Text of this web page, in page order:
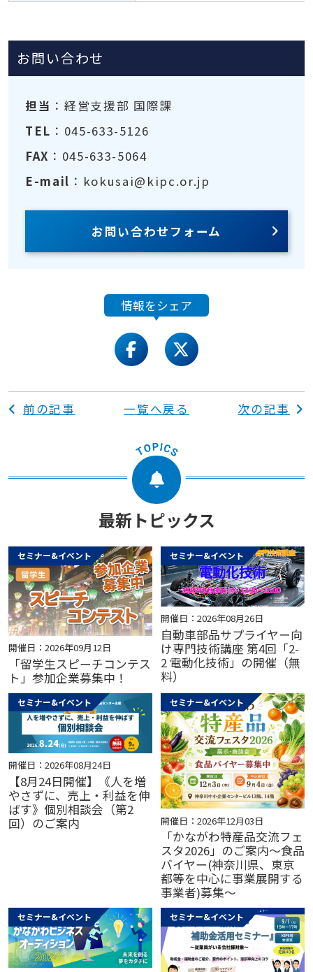
お問い合わせ
担当 ：経営支援部 国際課
TEL ：045-633-5126
FAX ：045-633-5064
E-mail ：kokusai@kipc.or.jp
お問い合わせフォーム
情報をシェア
facebooktwitter
前の記事 一覧へ戻る 次の記事
最新トピックス
セミナー&イベント
開催日：2026年09月12日
「留学生スピーチコンテス
ト」参加企業募集中！
セミナー&イベント
開催日：2026年08月26日
自動車部品サプライヤー向
け専門技術講座 第4回「2-
2 電動化技術」の開催（無
料）
セミナー&イベント
開催日：2026年08月24日
【8月24日開催】《人を増
やさずに、売上・利益を伸
ばす》個別相談会（第2
回）のご案内
セミナー&イベント
開催日：2026年12月03日
「かながわ特産品交流フェ
スタ2026」のご案内～食品
バイヤー(神奈川県、東京
都等を中心に事業展開する
事業者)募集～
セミナー&イベント セミナー&イベント